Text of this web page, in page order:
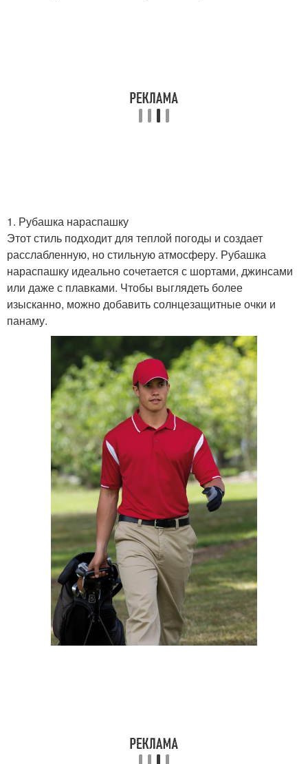
1. Рубашка нараспашку
Этот стиль подходит для теплой погоды и создает
расслабленную, но стильную атмосферу. Рубашка
нараспашку идеально сочетается с шортами, джинсами
или даже с плавками. Чтобы выглядеть более
изысканно, можно добавить солнцезащитные очки и
панаму.